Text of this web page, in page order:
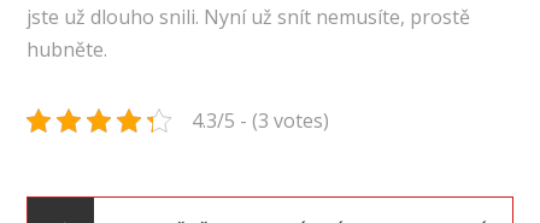
jste už dlouho snili. Nyní už snít nemusíte, prostě
hubněte.
4.3/5 - (3 votes)